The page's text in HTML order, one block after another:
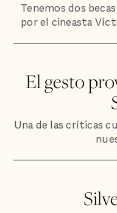
Tenemos dos
por el cineasta
El gesto
Una de las críticas